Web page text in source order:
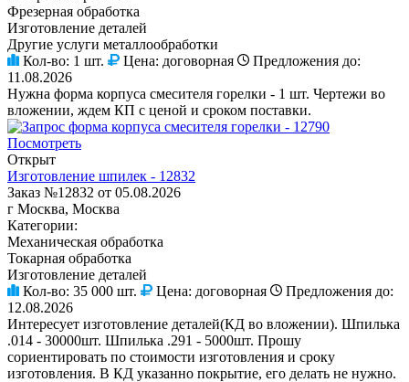
Фрезерная обработка
Изготовление деталей
Другие услуги металлообработки
Кол-во: 1 шт. Цена: договорная
Предложения до:
11.08.2026
Нужна форма корпуса смесителя горелки - 1 шт. Чертежи во
вложении, ждем КП с ценой и сроком поставки.
Посмотреть
Открыт
Изготовление шпилек - 12832
Заказ №12832 от 05.08.2026
г Москва, Москва
Категории:
Механическая обработка
Токарная обработка
Изготовление деталей
Кол-во: 35 000 шт. Цена: договорная
Предложения до:
12.08.2026
Интересует изготовление деталей(КД во вложении). Шпилька
.014 - 30000шт. Шпилька .291 - 5000шт. Прошу
сориентировать по стоимости изготовления и сроку
изготовления. В КД указанно покрытие, его делать не нужно.